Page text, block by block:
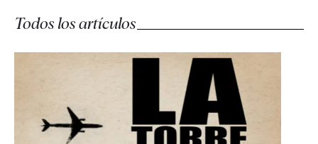
Todos los artículos